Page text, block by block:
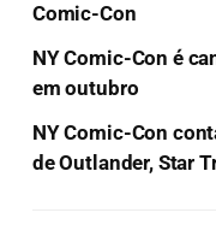
Comic-Con
NY Comic-Con é
em outubro
NY Comic-Con
de Outlander, Star